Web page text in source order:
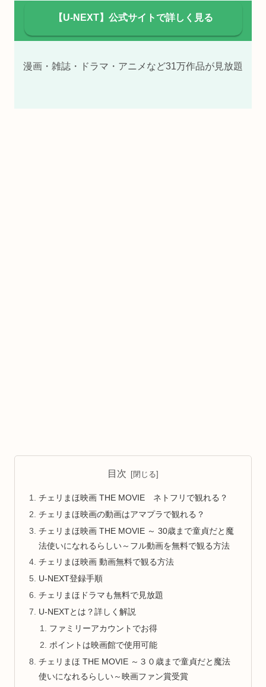
【U-NEXT】公式サイトで詳しく見る
漫画・雑誌・ドラマ・アニメなど31万作品が見放題
目次
チェリまほ映画 THE MOVIE ネトフリで観れる？
チェリまほ映画の動画はアマプラで観れる？
チェリまほ映画 THE MOVIE ～ 30歳まで童貞だと魔
法使いになれるらしい～フル動画を無料で観る方法
チェリまほ映画 動画無料で観る方法
U-NEXT登録手順
チェリまほドラマも無料で見放題
U-NEXTとは？詳しく解説
ファミリーアカウントでお得
ポイントは映画館で使用可能
チェリまほ THE MOVIE ～３０歳まで童貞だと魔法
使いになれるらしい～映画ファン賞受賞